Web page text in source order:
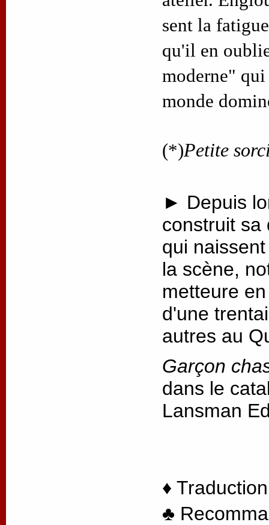
sent la
qu'il en
moderne" qui
monde
(*)Petite
► Depuis
construit sa
qui
la scène,
metteure
d'une
autres au
Garçon
dans le
Lansman
♦
♣